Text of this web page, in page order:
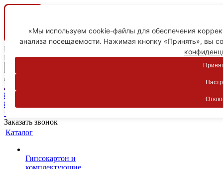
Ваш город
Пятигорск
Личный кабинет
8-800-775-59-89
8-800-775-59-89
+7 918 754-83-77
Заказать звонок
Каталог
Гипсокартон и
«Мы используем cookie-файлы для обеспечения
анализа посещаемости. Нажимая кнопку «Принять», вы